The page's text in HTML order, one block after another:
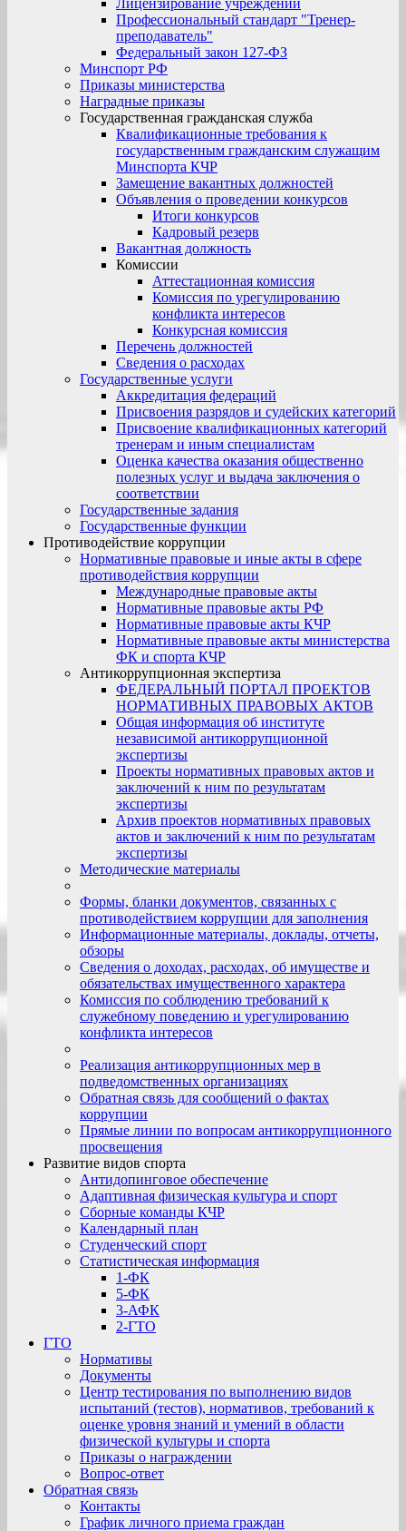
Лицензирование учреждений
Профессиональный стандарт "Тренер-
преподаватель"
Федеральный закон 127-ФЗ
Минспорт РФ
Приказы министерства
Наградные приказы
Государственная гражданская служба
Квалификационные требования к
государственным гражданским служащим
Минспорта КЧР
Замещение вакантных должностей
Объявления о проведении конкурсов
Итоги конкурсов
Кадровый резерв
Вакантная должность
Комиссии
Аттестационная комиссия
Комиссия по урегулированию
конфликта интересов
Конкурсная комиссия
Перечень должностей
Сведения о расходах
Государственные услуги
Аккредитация федераций
Присвоения разрядов и судейских категорий
Присвоение квалификационных категорий
тренерам и иным специалистам
Оценка качества оказания общественно
полезных услуг и выдача заключения о
соответствии
Государственные задания
Государственные функции
Противодействие коррупции
Нормативные правовые и иные акты в сфере
противодействия коррупции
Международные правовые акты
Нормативные правовые акты РФ
Нормативные правовые акты КЧР
Нормативные правовые акты министерства
ФК и спорта КЧР
Антикоррупционная экспертиза
ФЕДЕРАЛЬНЫЙ ПОРТАЛ ПРОЕКТОВ
НОРМАТИВНЫХ ПРАВОВЫХ АКТОВ
Общая информация об институте
независимой антикоррупционной
экспертизы
Проекты нормативных правовых актов и
заключений к ним по результатам
экспертизы
Архив проектов нормативных правовых
актов и заключений к ним по результатам
экспертизы
Методические материалы
Формы, бланки документов, связанных с
противодействием коррупции для заполнения
Информационные материалы, доклады, отчеты,
обзоры
Сведения о доходах, расходах, об имуществе и
обязательствах имущественного характера
Комиссия по соблюдению требований к
служебному поведению и урегулированию
конфликта интересов
Реализация антикоррупционных мер в
подведомственных организациях
Обратная связь для сообщений о фактах
коррупции
Прямые линии по вопросам антикоррупционного
просвещения
Развитие видов спорта
Антидопинговое обеспечение
Адаптивная физическая культура и спорт
Сборные команды КЧР
Календарный план
Студенческий спорт
Статистическая информация
1-ФК
5-ФК
3-АФК
2-ГТО
ГТО
Нормативы
Документы
Центр тестирования по выполнению видов
испытаний (тестов), нормативов, требований к
оценке уровня знаний и умений в области
физической культуры и спорта
Приказы о награждении
Вопрос-ответ
Обратная связь
Контакты
График личного приема граждан